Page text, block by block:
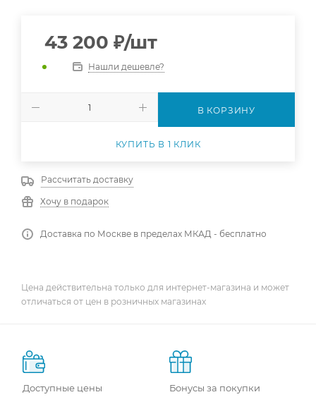
43 200 ₽/шт
Нашли дешевле?
В КОРЗИНУ
КУПИТЬ В 1 КЛИК
Рассчитать доставку
Хочу в подарок
Доставка по Москве в пределах МКАД - бесплатно
Цена действительна только для интернет-магазина и может
отличаться от цен в розничных магазинах
Доступные цены
Бонусы за покупки